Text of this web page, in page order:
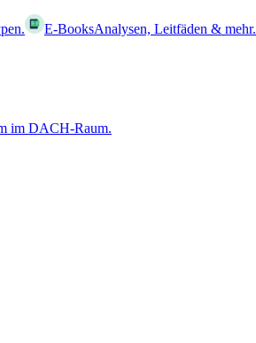
E-BooksAnalysen, Leitfäden & mehr.
im DACH-Raum.